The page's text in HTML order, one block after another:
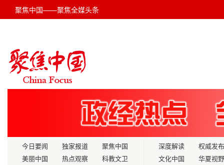
聚焦中国——聚焦全媒头条
今日要闻 独家报道
聚焦中国
美丽中国
热点观察
科教文卫
深度解读
权威发布
文化中国
华夏视野